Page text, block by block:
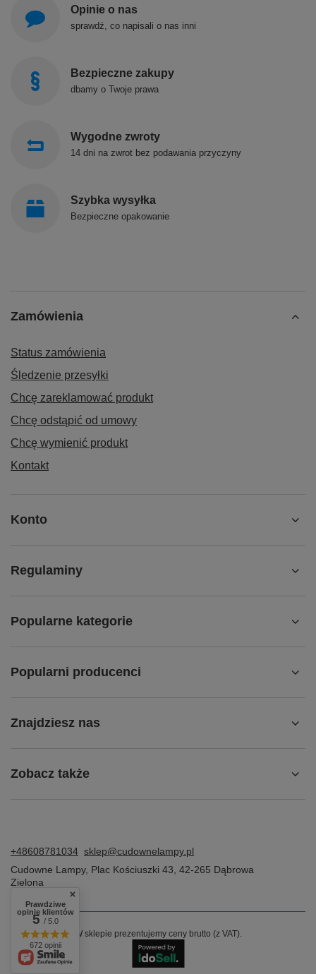
Opinie o nas
sprawdź, co napisali o nas inni
Bezpieczne zakupy
dbamy o Twoje prawa
Wygodne zwroty
14 dni na zwrot bez podawania przyczyny
Szybka wysyłka
Bezpieczne opakowanie
Zamówienia
Status zamówienia
Śledzenie przesyłki
Chcę zareklamować produkt
Chcę odstąpić od umowy
Chcę wymienić produkt
Kontakt
Konto
Regulaminy
Popularne kategorie
Popularni producenci
Znajdziesz nas
Zobacz także
+48608781034 sklep@cudownelampy.pl
Cudowne Lampy, Plac Kościuszki 43 42-265 Dąbrowa
Zielona
W sklepie prezentujemy ceny brutto (z VAT).
Prawdziwe
opinie klientów
5/ 5.0
672 opinii